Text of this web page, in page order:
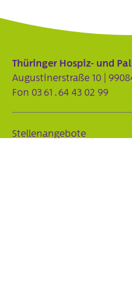
Stellenangebote
Thüringer Hospiz- und
Augustinerstraße 10 |
Fon 03 61 . 64 43 02 99